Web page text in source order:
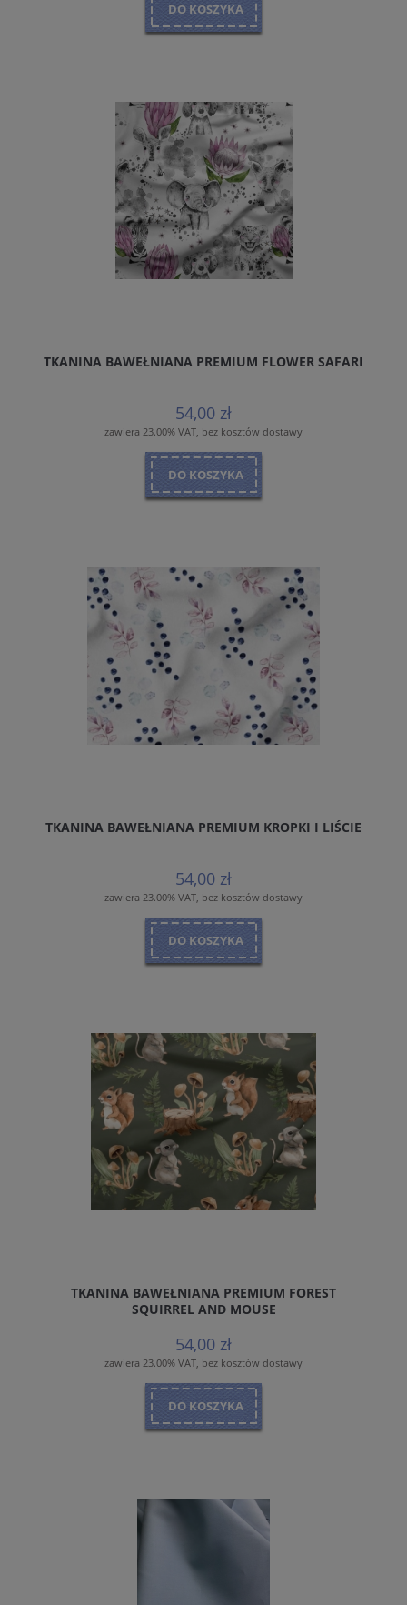
DO KOSZYKA
TKANINA BAWEŁNIANA PREMIUM FLOWER SAFARI
54,00 zł
zawiera 23.00% VAT, bez kosztów dostawy
DO KOSZYKA
TKANINA BAWEŁNIANA PREMIUM KROPKI I LIŚCIE
54,00 zł
zawiera 23.00% VAT, bez kosztów dostawy
DO KOSZYKA
TKANINA BAWEŁNIANA PREMIUM FOREST
SQUIRREL AND MOUSE
54,00 zł
zawiera 23.00% VAT, bez kosztów dostawy
DO KOSZYKA